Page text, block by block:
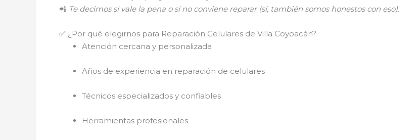
📲 Te decimos si vale la pena o si no conviene reparar (sí, también somos honestos con eso).
✅ ¿Por qué elegirnos para Reparación Celulares de Villa Coyoacán?
Atención cercana y personalizada
Años de experiencia en reparación de celulares
Técnicos especializados y confiables
Herramientas profesionales